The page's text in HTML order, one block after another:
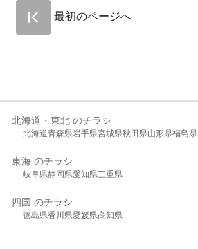
最初のページへ
北海道・東北 のチラシ
北海道青森県岩手県宮城県秋田県山形県福島県
東海 のチラシ
岐阜県静岡県愛知県三重県
四国 のチラシ
徳島県香川県愛媛県高知県